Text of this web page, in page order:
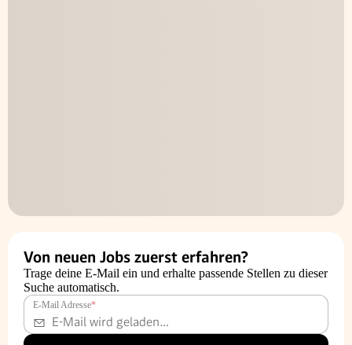
Von neuen Jobs zuerst erfahren?
Trage deine E-Mail ein und erhalte passende Stellen zu dieser
Suche automatisch.
E-Mail Adresse*